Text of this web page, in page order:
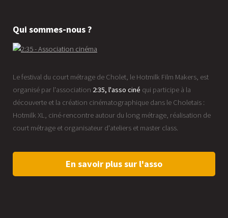
Qui sommes-nous ?
Le festival du court métrage de Cholet, le Hotmilk Film Makers, est
organisé par l'association 2:35, l'asso ciné qui participe à la
découverte et la création cinématographique dans le Choletais :
Hotmilk XL, ciné-rencontre autour du long métrage, réalisation de
court métrage et organisateur d'ateliers et master class.
En savoir plus sur l'asso